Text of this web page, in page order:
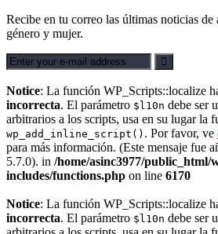
Recibe en tu correo las últimas noticias de
género y mujer.
Notice: La función WP_Scripts::localize
incorrecta. El parámetro $l10n debe ser
arbitrarios a los scripts, usa en su lugar la
wp_add_inline_script() . Por favor, ve
para más información. (Este mensaje fue
5.7.0). in /home/asinc3977/public_html/
includes/functions.php on line 6170
Notice: La función WP_Scripts::localize
incorrecta. El parámetro $l10n debe ser